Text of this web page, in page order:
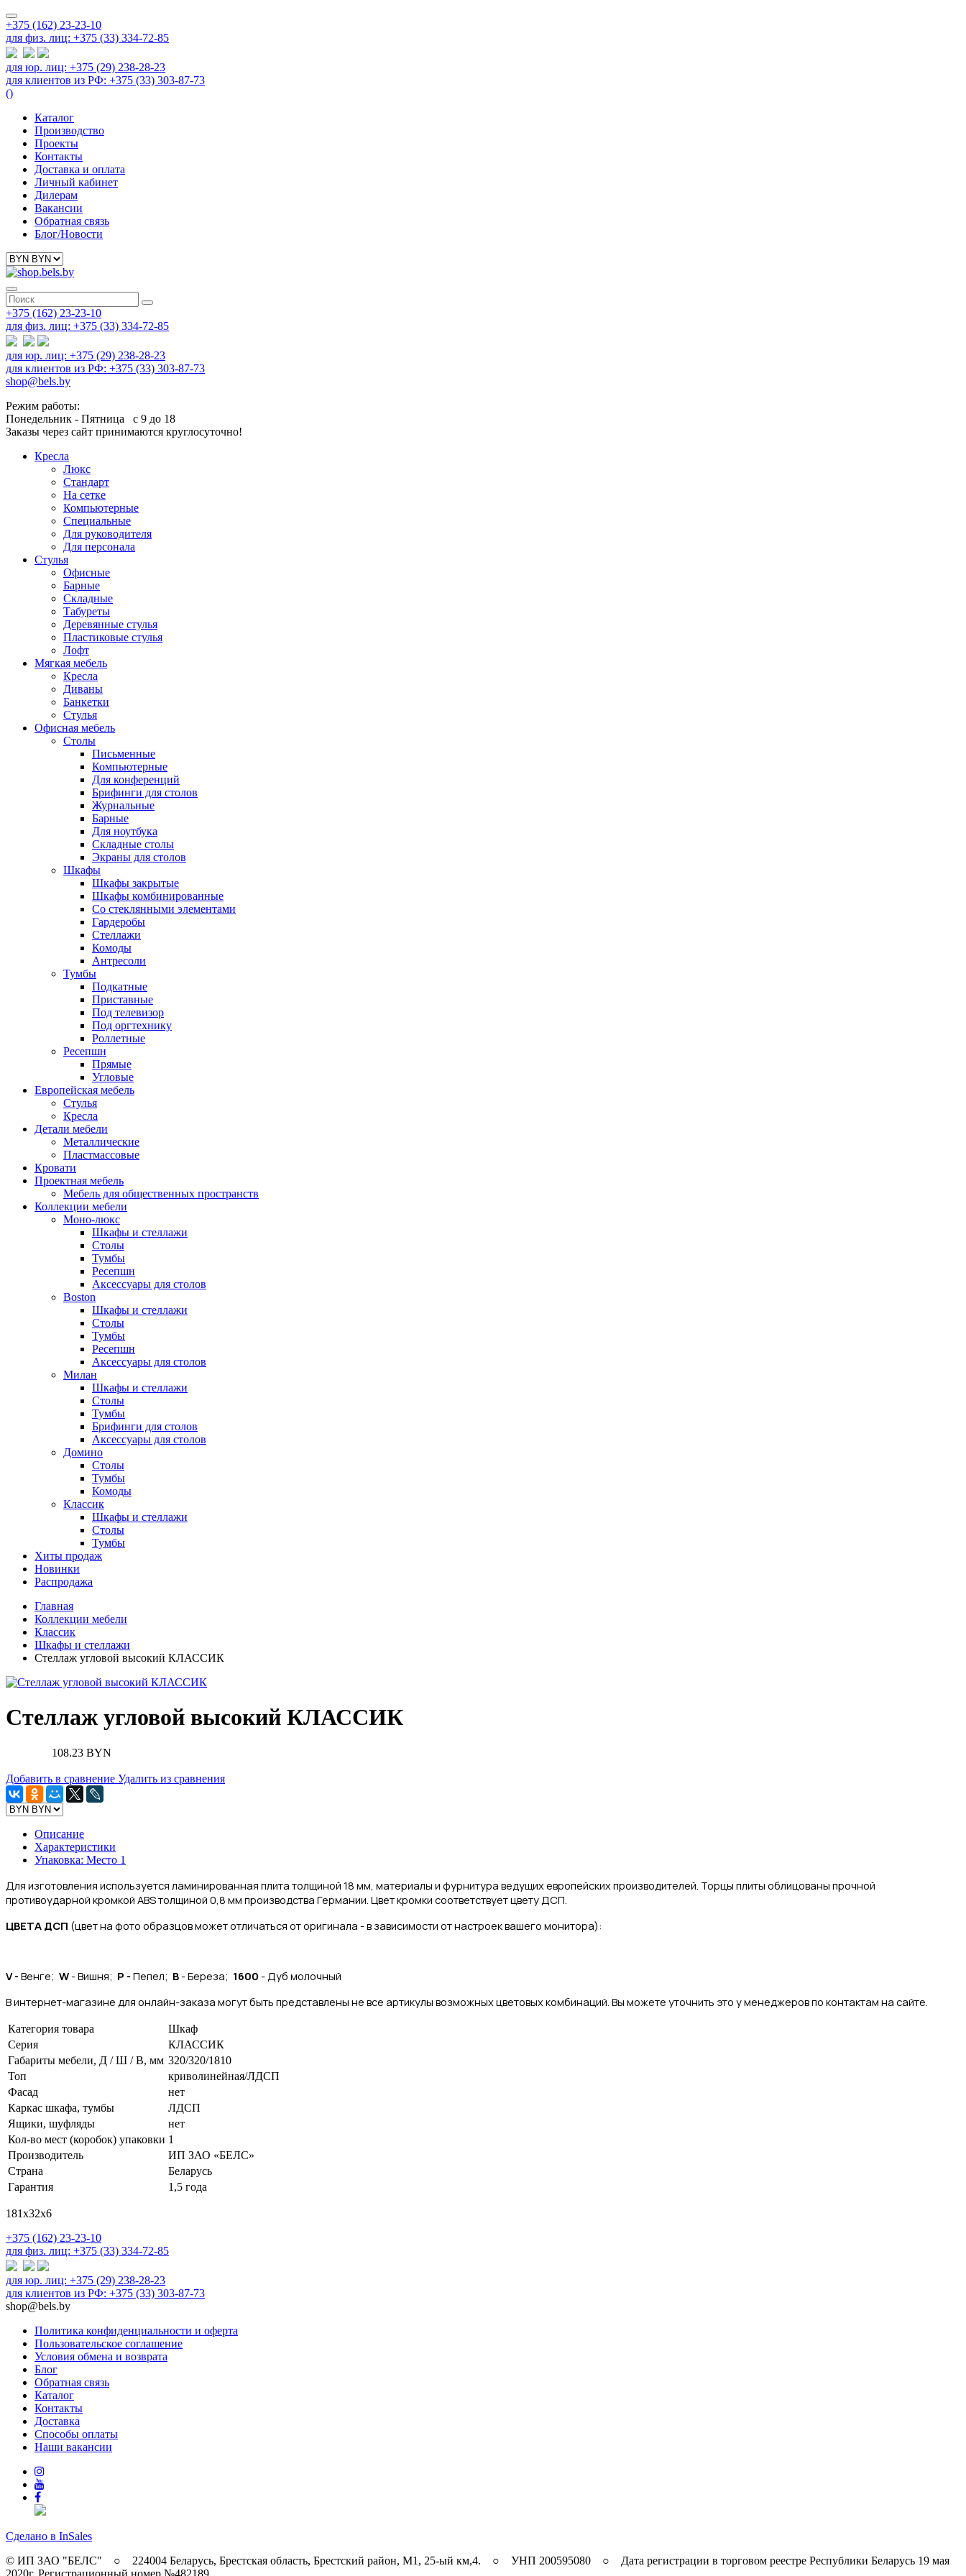
+375 (162) 23-23-10
для физ. лиц: +375 (33) 334-72-85
для юр. лиц: +375 (29) 238-28-23
для клиентов из РФ: +375 (33) 303-87-73
()
Каталог
Производство
Проекты
Контакты
Доставка и оплата
Личный кабинет
Дилерам
Вакансии
Обратная связь
Блог/Новости
+375 (162) 23-23-10
для физ. лиц: +375 (33) 334-72-85
для юр. лиц: +375 (29) 238-28-23
для клиентов из РФ: +375 (33) 303-87-73
shop@bels.by
Режим работы:
Понедельник - Пятница с 9 до 18
Заказы через сайт принимаются круглосуточно!
Кресла
Люкс
Стандарт
На сетке
Компьютерные
Специальные
Для руководителя
Для персонала
Стулья
Офисные
Барные
Складные
Табуреты
Деревянные стулья
Пластиковые стулья
Лофт
Мягкая мебель
Кресла
Диваны
Банкетки
Стулья
Офисная мебель
Столы
Письменные
Компьютерные
Для конференций
Брифинги для столов
Журнальные
Барные
Для ноутбука
Складные столы
Экраны для столов
Шкафы
Шкафы закрытые
Шкафы комбинированные
Со стеклянными элементами
Гардеробы
Стеллажи
Комоды
Антресоли
Тумбы
Подкатные
Приставные
Под телевизор
Под оргтехнику
Роллетные
Ресепшн
Прямые
Угловые
Европейская мебель
Стулья
Кресла
Детали мебели
Металлические
Пластмассовые
Кровати
Проектная мебель
Мебель для общественных пространств
Коллекции мебели
Моно-люкс
Шкафы и стеллажи
Столы
Тумбы
Ресепшн
Аксессуары для столов
Boston
Шкафы и стеллажи
Столы
Тумбы
Ресепшн
Аксессуары для столов
Милан
Шкафы и стеллажи
Столы
Тумбы
Брифинги для столов
Аксессуары для столов
Домино
Столы
Тумбы
Комоды
Классик
Шкафы и стеллажи
Столы
Тумбы
Хиты продаж
Новинки
Распродажа
Главная
Коллекции мебели
Классик
Шкафы и стеллажи
Стеллаж угловой высокий КЛАССИК
Стеллаж угловой высокий КЛАССИК
108.23 BYN
Добавить в сравнение Удалить из сравнения
Описание
Характеристики
Упаковка: Место 1
Для изготовления используется ламинированная плита толщиной 18 мм, материалы и фурнитура ведущих европейских производителей. Торцы плиты облицованы прочной
противоударной кромкой ABS толщиной 0,8 мм производства Германии. Цвет кромки соответствует цвету ДСП.
ЦВЕТА ДСП (цвет на фото образцов может отличаться от оригинала - в зависимости от настроек вашего монитора):
V - Венге; W- Вишня; P - Пепел; B- Береза; 1600 - Дуб молочный
В интернет-магазине для онлайн-заказа могут быть представлены не все артикулы возможных цветовых комбинаций. Вы можете уточнить это у менеджеров по контактам на сайте.
Категория товара
Шкаф
Серия
КЛАССИК
Габариты мебели, Д / Ш / В, мм 320/320/1810
Топ
криволинейная/ЛДСП
Фасад
нет
Каркас шкафа, тумбы
ЛДСП
Ящики, шуфляды
нет
Кол-во мест (коробок) упаковки 1
Производитель
ИП ЗАО «БЕЛС»
Страна
Беларусь
Гарантия
1,5 года
181х32х6
+375 (162) 23-23-10
для физ. лиц: +375 (33) 334-72-85
для юр. лиц: +375 (29) 238-28-23
для клиентов из РФ: +375 (33) 303-87-73
shop@bels.by
Политика конфиденциальности и оферта
Пользовательское соглашение
Условия обмена и возврата
Блог
Обратная связь
Каталог
Контакты
Доставка
Способы оплаты
Наши вакансии
Сделано в InSales
© ИП ЗАО "БЕЛС" ○ 224004 Беларусь, Брестская область, Брестский район, M1, 25-ый км,4. ○ УНП 200595080 ○ Дата регистрации в торговом реестре Республики Беларусь 19 мая
2020г. Регистрационный номер №482189